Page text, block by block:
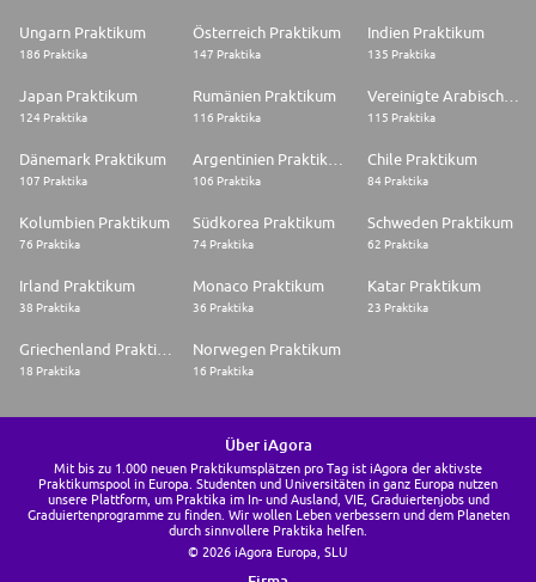
Ungarn Praktikum
186 Praktika
Österreich Praktikum
147 Praktika
Indien Praktikum
135 Praktika
Japan Praktikum
124 Praktika
Rumänien Praktikum
116 Praktika
Vereinigte Arabische Emirate Praktikum
115 Praktika
Dänemark Praktikum
107 Praktika 106 Praktika
Chile Praktikum
84 Praktika
Kolumbien Praktikum
76 Praktika
Südkorea Praktikum
74 Praktika
Schweden Praktikum
62 Praktika
Irland Praktikum
38 Praktika
Monaco Praktikum
36 Praktika
Katar Praktikum
23 Praktika
18 Praktika
Norwegen Praktikum
16 Praktika
Über iAgora
Mit bis zu 1.000 neuen Praktikumsplätzen pro Tag ist iAgora der aktivste
Praktikumspool in Europa. Studenten und Universitäten in ganz Europa nutzen
unsere Plattform, um Praktika im In- und Ausland, VIE, Graduiertenjobs und
Graduiertenprogramme zu finden. Wir wollen Leben verbessern und dem Planeten
durch sinnvollere Praktika helfen.
© 2026 iAgora Europa, SLU